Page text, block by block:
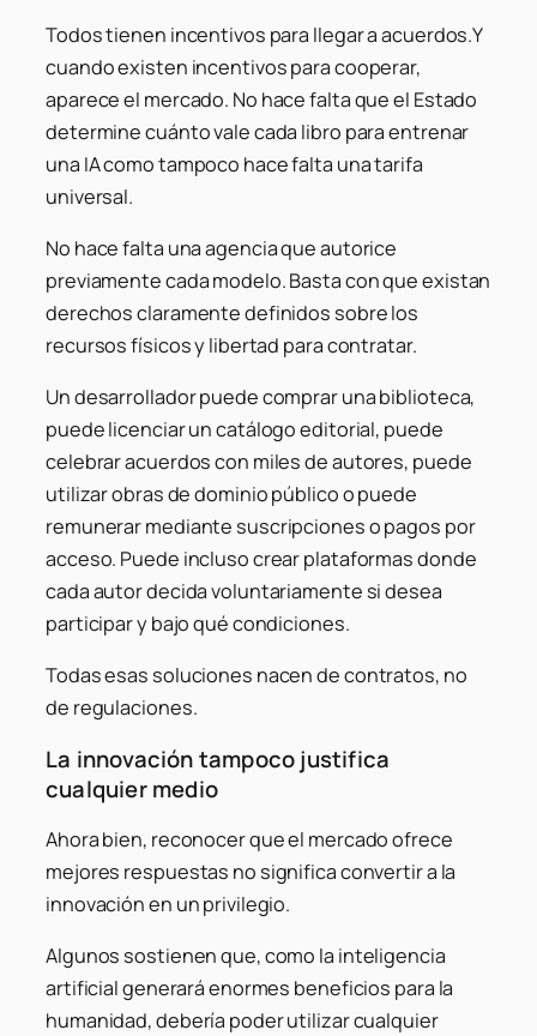
Todos tienen incentivos para llegar a acuerdos.Y
cuando existen incentivos para cooperar,
aparece el mercado. No hace falta que el Estado
determine cuánto vale cada libro para entrenar
una IA como tampoco hace falta una tarifa
universal.
No hace falta una agencia que autorice
previamente cada modelo. Basta con que existan
derechos claramente definidos sobre los
recursos físicos y libertad para contratar.
Un desarrollador puede comprar una biblioteca,
puede licenciar un catálogo editorial, puede
celebrar acuerdos con miles de autores, puede
utilizar obras de dominio público o puede
remunerar mediante suscripciones o pagos por
acceso. Puede incluso crear plataformas donde
cada autor decida voluntariamente si desea
participar y bajo qué condiciones.
Todas esas soluciones nacen de contratos, no
de regulaciones.
La innovación tampoco justifica
cualquier medio
Ahora bien, reconocer que el mercado ofrece
mejores respuestas no significa convertir a la
innovación en un privilegio.
Algunos sostienen que, como la inteligencia
artificial generará enormes beneficios para la
humanidad, debería poder utilizar cualquier